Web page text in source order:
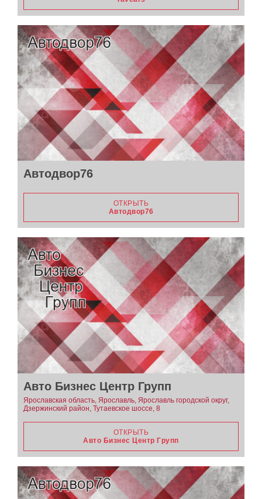
Автодвор76
ОТКРЫТЬ
Автодвор76
Авто Бизнес Центр Групп
Ярославская область, Ярославль, Ярославль городской округ,
Дзержинский район, Тутаевское шоссе, 8
ОТКРЫТЬ
Авто Бизнес Центр Групп